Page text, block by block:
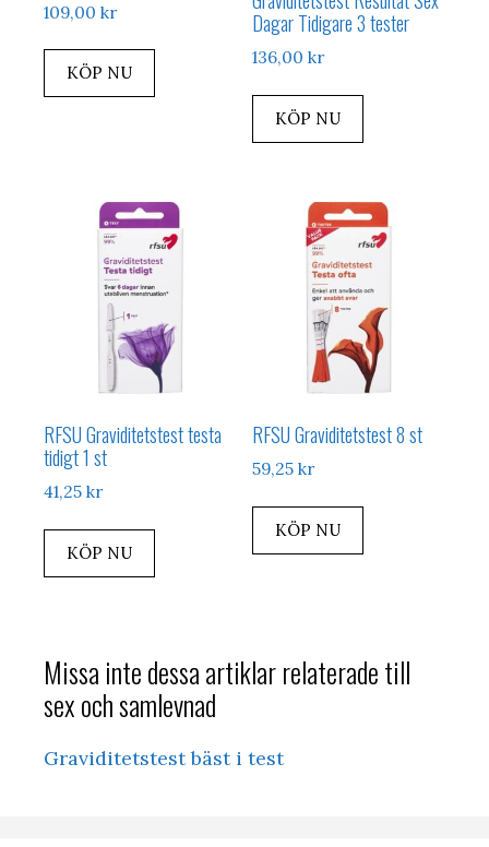
109,00 kr
KÖP NU
Dagar Tidigare 3 tester
136,00kr
KÖP NU
RFSU Graviditetstest testa
tidigt 1 st
41,25 kr
KÖP NU
RFSU Graviditetstest 8 st
59,25kr
KÖP NU
Missa inte dessa artiklar relaterade till
sex och samlevnad
Graviditetstest bäst i test